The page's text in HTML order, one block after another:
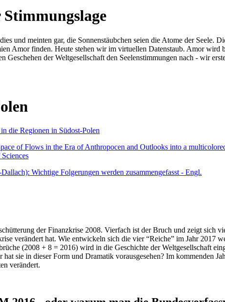
Stimmungslage
und meinten gar, die Sonnenstäubchen seien die Atome der Seele.
Amor finden. Heute stehen wir im virtuellen Datenstaub. Amor wird
der Weltgesellschaft den Seelenstimmungen nach - wir
die Regionen in Südost-Polen
of Flows in the Era of Anthropocen and Outlooks into a
Wichtige Folgerungen werden zusammengefasst - Engl.
der Finanzkrise 2008. Vierfach ist der Bruch und zeigt sich
verändert hat. Wie entwickeln sich die vier “Reiche” im Jahr 2017
(2008 + 8 = 2016) wird in die Geschichte der Weltgesellschaft
sie in dieser Form und Dramatik vorausgesehen? Im kommenden
verändert.